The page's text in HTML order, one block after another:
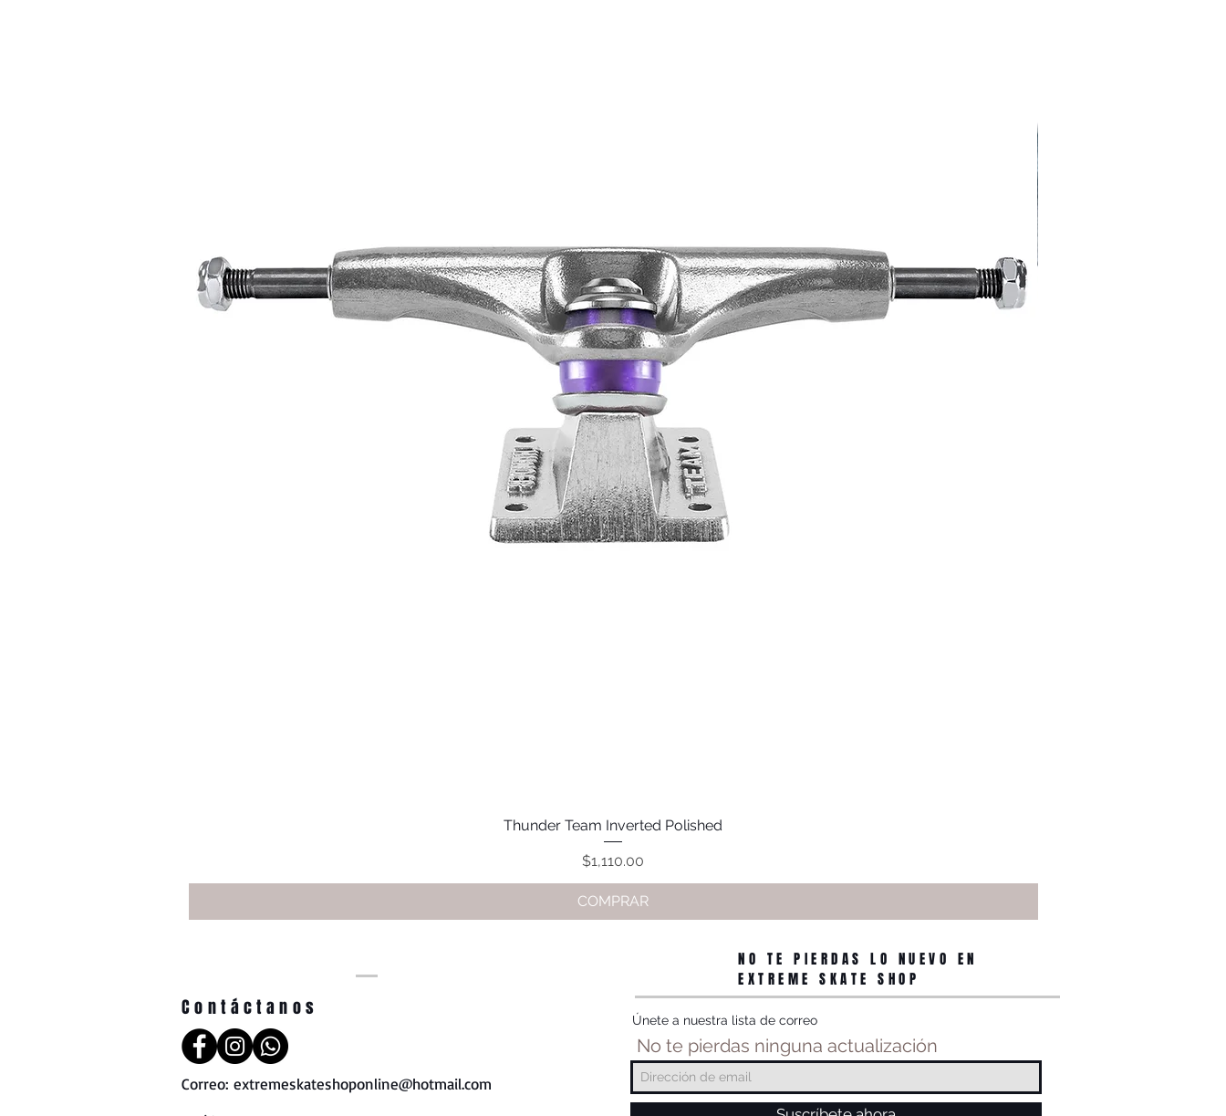
Vista rápida
Thunder Team Inverted Polished
Precio
$1,110.00
COMPRAR
Contáctanos
Correo: extremeskateshoponline@hotmail.com
NO TE PIERDAS LO NUEVO EN
EXTREME SKATE SHOP
Únete a nuestra lista de correo
No te pierdas ninguna actualización